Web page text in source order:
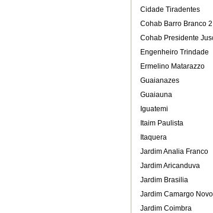
Cidade Tiradentes
Cohab Barro Branco 2
Cohab Presidente
Engenheiro Trindade
Ermelino Matarazzo
Guaianazes
Guaiauna
Iguatemi
Itaim Paulista
Itaquera
Jardim Analia Franco
Jardim Aricanduva
Jardim Brasilia
Jardim Camargo Novo
Jardim Coimbra